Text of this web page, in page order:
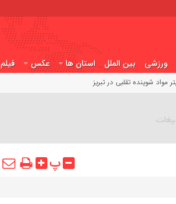
ورزشی بین الملل استان ها عکس فیلم
پ